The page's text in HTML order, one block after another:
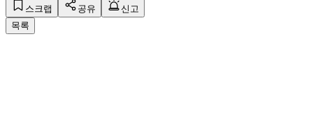
스크랩 공유
신고
목록